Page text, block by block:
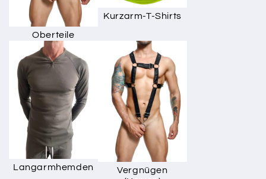
Oberteile
Kurzarm-T-Shirts
Langarmhemden
Vergnügen